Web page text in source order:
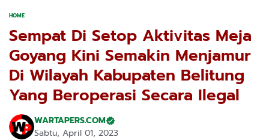
HOME
Sempat Di Setop Aktivitas Meja
Goyang Kini Semakin Menjamur
Di Wilayah Kabupaten Belitung
Yang Beroperasi Secara Ilegal
WARTAPERS.COM
Sabtu, April 01, 2023